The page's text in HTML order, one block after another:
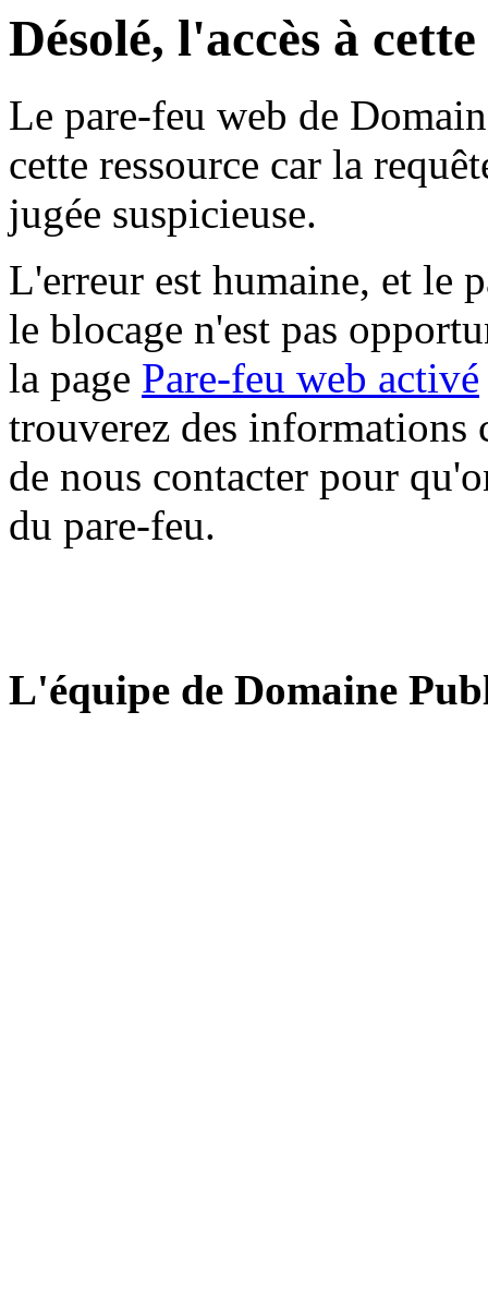
Désolé, l'accès à
Le pare-feu web de
cette ressource car la
jugée suspicieuse.
L'erreur est humaine, et le
le blocage n'est pas
la page Pare-feu web activé
trouverez des informations
de nous contacter pour
du pare-feu.
L'équipe de Domaine